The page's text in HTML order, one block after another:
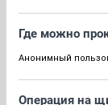
Где можно
Анонимный
Операция на